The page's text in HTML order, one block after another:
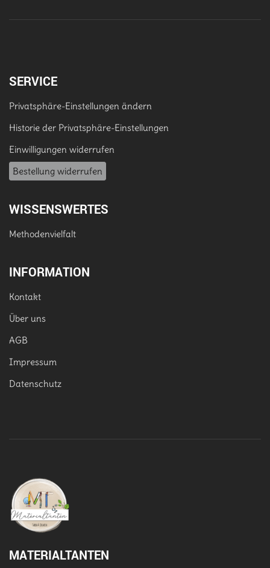
SERVICE
Privatsphäre-Einstellungen ändern
Historie der Privatsphäre-Einstellungen
Einwilligungen widerrufen
Bestellung widerrufen
WISSENSWERTES
Methodenvielfalt
INFORMATION
Kontakt
Über uns
AGB
Impressum
Datenschutz
MATERIALTANTEN